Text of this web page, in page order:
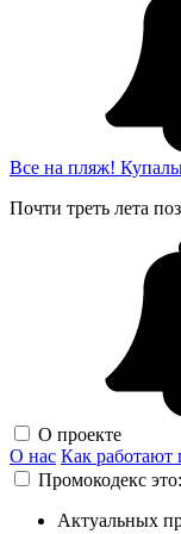
Все на пляж!
Почти треть лета
О проекте
О нас Как работают
Промокодекс это:
Актуальных